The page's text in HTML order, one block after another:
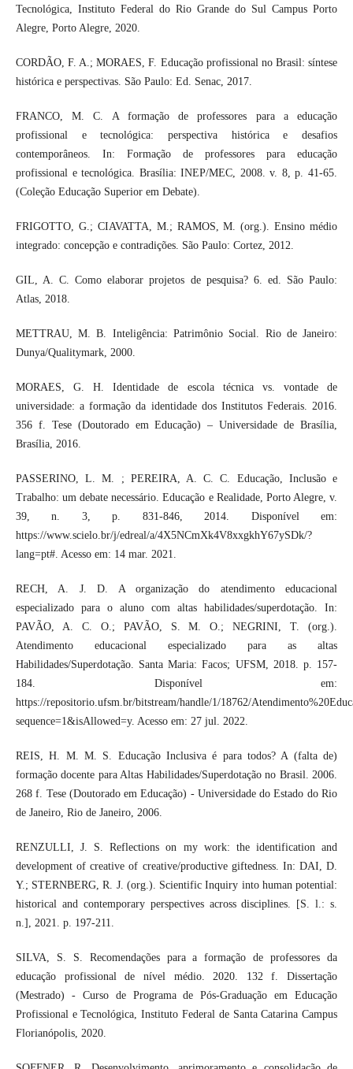
Tecnológica, Instituto Federal do Rio Grande do Sul Campus Porto
Alegre, Porto Alegre, 2020.
CORDÃO, F. A.; MORAES, F. Educação profissional no Brasil: síntese
histórica e perspectivas. São Paulo: Ed. Senac, 2017.
FRANCO, M. C. A formação de professores para a educação
profissional e tecnológica: perspectiva histórica e desafios
contemporâneos. In: Formação de professores para educação
profissional e tecnológica. Brasília: INEP/MEC, 2008. v. 8, p. 41-65.
(Coleção Educação Superior em Debate).
FRIGOTTO, G.; CIAVATTA, M.; RAMOS, M. (org.). Ensino médio
integrado: concepção e contradições. São Paulo: Cortez, 2012.
GIL, A. C. Como elaborar projetos de pesquisa? 6. ed. São Paulo:
Atlas, 2018.
METTRAU, M. B. Inteligência: Patrimônio Social. Rio de Janeiro:
Dunya/Qualitymark, 2000.
MORAES, G. H. Identidade de escola técnica vs. vontade de
universidade: a formação da identidade dos Institutos Federais. 2016.
356 f. Tese (Doutorado em Educação) – Universidade de Brasília,
Brasília, 2016.
PASSERINO, L. M. ; PEREIRA, A. C. C. Educação, Inclusão e
Trabalho: um debate necessário. Educação e Realidade, Porto Alegre, v.
39, n. 3, p. 831-846, 2014. Disponível em:
https://www.scielo.br/j/edreal/a/4X5NCmXk4V8xxgkhY67ySDk/?
lang=pt#. Acesso em: 14 mar. 2021.
RECH, A. J. D. A organização do atendimento educacional
especializado para o aluno com altas habilidades/superdotação. In:
PAVÃO, A. C. O.; PAVÃO, S. M. O.; NEGRINI, T. (org.).
Atendimento educacional especializado para as altas
Habilidades/Superdotação. Santa Maria: Facos; UFSM, 2018. p. 157-
184. Disponível em:
https://repositorio.ufsm.br/bitstream/handle/1/18762/
sequence=1&isAllowed=y. Acesso em: 27 jul. 2022.
REIS, H. M. M. S. Educação Inclusiva é para todos? A (falta de)
formação docente para Altas Habilidades/Superdotação no Brasil. 2006.
268 f. Tese (Doutorado em Educação) - Universidade do Estado do Rio
de Janeiro, Rio de Janeiro, 2006.
RENZULLI, J. S. Reflections on my work: the identification and
development of creative of creative/productive giftedness. In: DAI, D.
Y.; STERNBERG, R. J. (org.). Scientific Inquiry into human potential:
historical and contemporary perspectives across disciplines. [S. l.: s.
n.], 2021. p. 197-211.
SILVA, S. S. Recomendações para a formação de professores da
educação profissional de nível médio. 2020. 132 f. Dissertação
(Mestrado) - Curso de Programa de Pós-Graduação em Educação
Profissional e Tecnológica, Instituto Federal de Santa Catarina Campus
Florianópolis, 2020.